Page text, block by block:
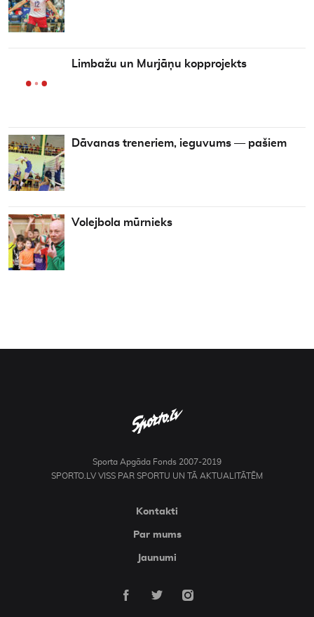
Limbažu un Murjāņu kopprojekts
Dāvanas treneriem, ieguvums — pašiem
Volejbola mūrnieks
Sporta Apgāda Fonds 2007-2019
SPORTO.LV VISS PAR SPORTU UN TĀ AKTUALITĀTĒM
Kontakti
Par mums
Jaunumi